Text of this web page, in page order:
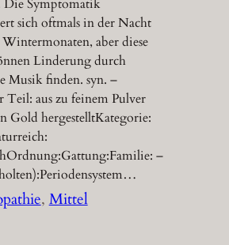
Die Symptomatik
sich oftmals in der Nacht
aber diese
Linderung durch
Musik finden. syn. –
Teil: aus zu feinem Pulver
Gold hergestelltKategorie:
–
, Mittel